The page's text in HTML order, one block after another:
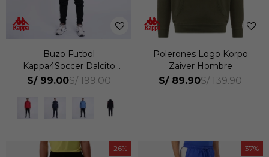
Buzo Futbol
Kappa4Soccer Dalcito
Hombre
S/ 99.00S/ 199.00
Polerones Logo Korpo
Zaiver Hombre
S/ 89.90S/ 139.90
26 37